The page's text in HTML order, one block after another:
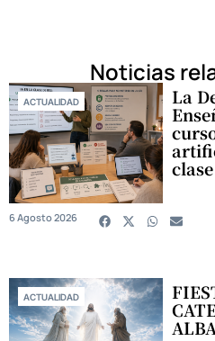
Noticias
ACTUALIDAD La
6 Agosto 2026
ACTUALIDAD